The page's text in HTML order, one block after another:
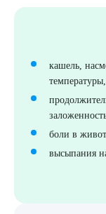
кашель,
боли в
высыпания
Я даю согласие на